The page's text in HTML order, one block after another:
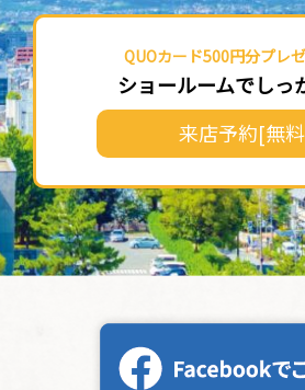
QUOカード500円分プレ
ショールームでしっ
来店予約[無